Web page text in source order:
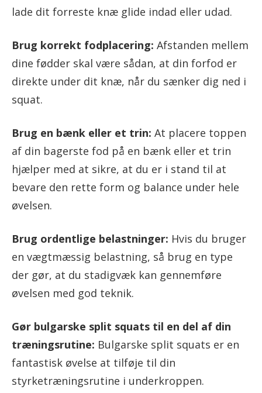
lade dit forreste knæ glide indad eller udad.
Brug korrekt fodplacering: Afstanden mellem
dine fødder skal være sådan, at din forfod er
direkte under dit knæ, når du sænker dig ned i
squat.
Brug en bænk eller et trin: At placere toppen
af din bagerste fod på en bænk eller et trin
hjælper med at sikre, at du er i stand til at
bevare den rette form og balance under hele
øvelsen.
Brug ordentlige belastninger: Hvis du bruger
en vægtmæssig belastning, så brug en type
der gør, at du stadigvæk kan gennemføre
øvelsen med god teknik.
Gør bulgarske split squats til en del af din
træningsrutine: Bulgarske split squats er en
fantastisk øvelse at tilføje til din
styrketræningsrutine i underkroppen.